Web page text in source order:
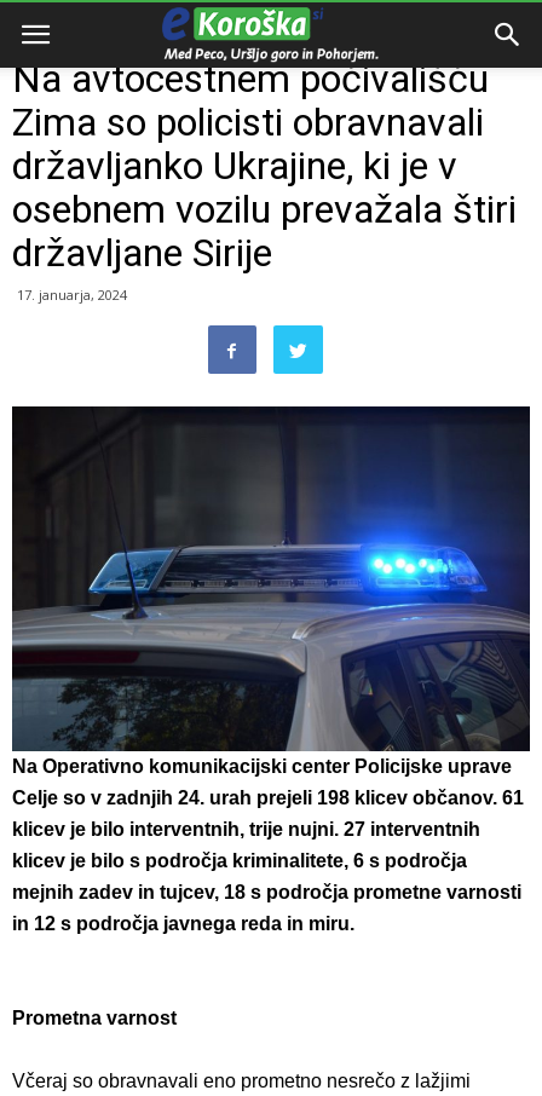
Domov
Na avtocestnem počivališču
Zima so policisti obravnavali
državljanko Ukrajine, ki je v
osebnem vozilu prevažala štiri
državljane Sirije
17. januarja, 2024
Na Operativno komunikacijski center Policijske uprave
Celje so v zadnjih 24. urah prejeli 198 klicev občanov. 61
klicev je bilo interventnih, trije nujni. 27 interventnih
klicev je bilo s področja kriminalitete, 6 s področja
mejnih zadev in tujcev, 18 s področja prometne varnosti
in 12 s področja javnega reda in miru.
Prometna varnost
Včeraj so obravnavali eno prometno nesrečo z lažjimi